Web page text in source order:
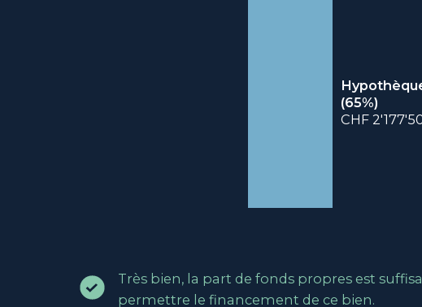
(65%)
CHF
Très bien, la part de fonds propres est
permettre le financement de ce bien.